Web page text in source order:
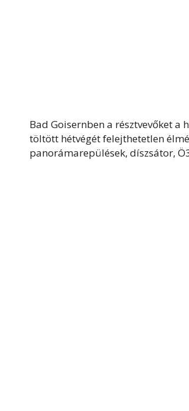
Bad Goisernben a résztvevőket
töltött hétvégét felejthetetlen
panorámarepülések, díszsátor,